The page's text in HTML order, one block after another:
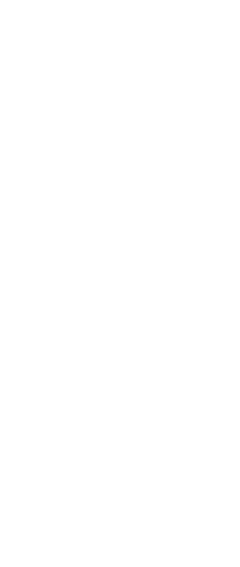
Monat, Jahr (4 stellig),
in der Form Tag, Monat, Jahr (4 stellig),
wollen,
Sie suchen,
aus,